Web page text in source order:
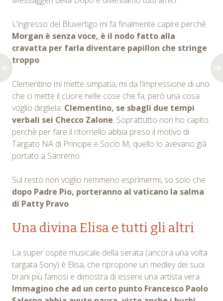
L’ingresso dei Bluvertigo mi fa finalmente capire perchè
Morgan è senza voce, è il nodo fatto alla
cravatta per farla diventare papillon che stringe
troppo.
Clementino mi mette simpatia, mi da l’impressione di uno
che ci mette il cuore nelle cose che fa, però una cosa
voglio dirgliela: Clementino, se sbagli due tempi
verbali sei Checco Zalone. Soprattutto non ho capito
perchè per fare il ritornello abbia preso il motivo di
Targato NA di Principe e Socio M, quello lo avevano già
portato a Sanremo.
Sul resto non voglio nemmeno esprimermi, so solo che
dopo Padre Pio, porteranno al vaticano la salma
di Patty Pravo.
Una divina Elisa e tutti gli altri
La super ospite musicale della serata (ancora una volta
targata Sony) è Elisa, che ripropone un medley dei suoi
brani più famosi e dimostra di essere una artista vera.
Immagino che ad un certo punto Francesco Paolo